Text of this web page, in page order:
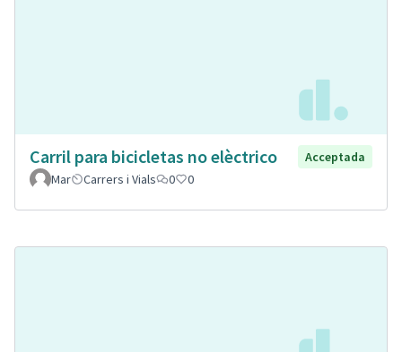
Carril para bicicletas no elèctrico
Acceptada
Mar
Carrers i Vials 0 0